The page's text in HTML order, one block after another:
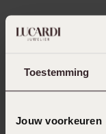
Toestemming
Jouw voorkeuren
2